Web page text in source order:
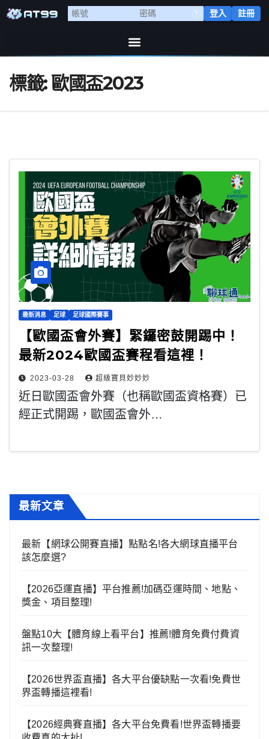
登入 註冊
標籤:歐國盃2023
最新消息 足球 足球國際賽事
【歐國盃會外賽】緊鑼密鼓開踢中！
最新2024歐國盃賽程看這裡！
2023-03-28 超級寶貝妙妙妙
近日歐國盃會外賽（也稱歐國盃資格賽）已
經正式開踢，歐國盃會外…
最新文章
最新【網球公開賽直播】點點名!各大網球直播平台
該怎麼選?
【2026亞運直播】平台推薦!加碼亞運時間、地點、
獎金、項目整理!
盤點10大【體育線上看平台】推薦!體育免費付費資
訊一次整理!
【2026世界盃直播】各大平台優缺點一次看!免費世
界盃轉播這裡看!
【2026經典賽直播】各大平台免費看!世界盃轉播要